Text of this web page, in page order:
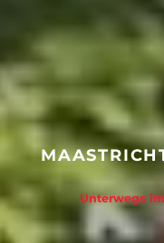
Unterwegs